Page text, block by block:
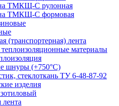
ТМКЩ-С рулонная
ТМКЩ-С формовая
(транспортерная) лента
материалы
шнуры (+750°С)
стеклоткань ТУ 6-48-87-92
изделия
лента